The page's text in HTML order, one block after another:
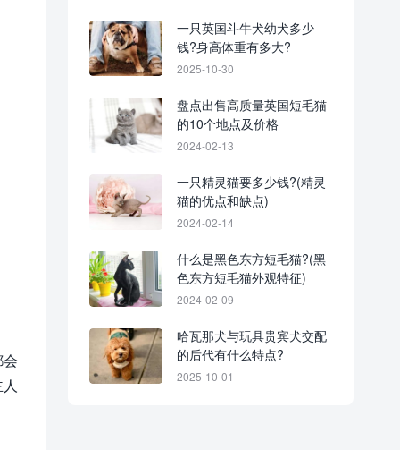
一只英国斗牛犬幼犬多少
钱?身高体重有多大?
2025-10-30
盘点出售高质量英国短毛猫
的10个地点及价格
2024-02-13
一只精灵猫要多少钱?(精灵
猫的优点和缺点)
2024-02-14
什么是黑色东方短毛猫?(黑
色东方短毛猫外观特征)
2024-02-09
哈瓦那犬与玩具贵宾犬交配
的后代有什么特点?
2025-10-01